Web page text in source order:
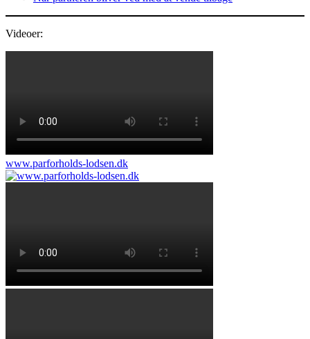
Videoer:
www.parforholds-lodsen.dk